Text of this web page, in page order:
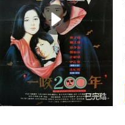
已完结